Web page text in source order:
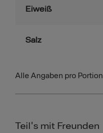
Eiweiß
Salz
Alle Angaben pro Portion
Teil's mit Freunden